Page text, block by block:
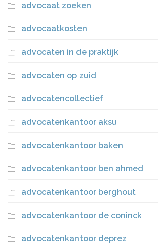
advocaat zoeken
advocaatkosten
advocaten in de praktijk
advocaten op zuid
advocatencollectief
advocatenkantoor aksu
advocatenkantoor baken
advocatenkantoor ben ahmed
advocatenkantoor berghout
advocatenkantoor de coninck
advocatenkantoor deprez